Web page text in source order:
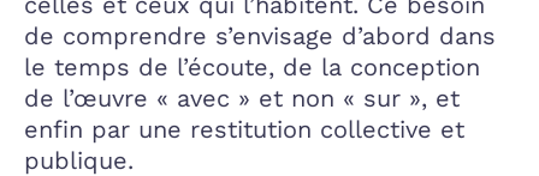
de comprendre s’envisage d’abord dans
le temps de l’écoute, de la conception
de l’œuvre « avec » et non « sur », et
enfin par une restitution collective et
publique.